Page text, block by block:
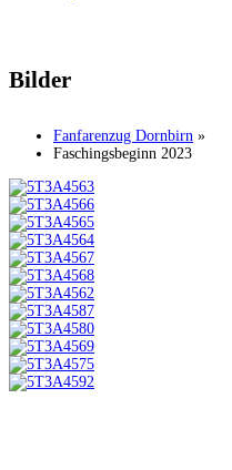
Bilder
Fanfarenzug Dornbirn »
Faschingsbeginn 2023